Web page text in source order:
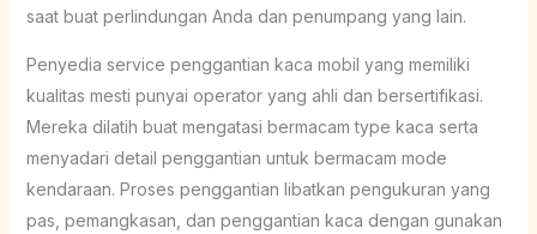
saat buat perlindungan Anda dan penumpang yang lain.
Penyedia service penggantian kaca mobil yang memiliki
kualitas mesti punyai operator yang ahli dan bersertifikasi.
Mereka dilatih buat mengatasi bermacam type kaca serta
menyadari detail penggantian untuk bermacam mode
kendaraan. Proses penggantian libatkan pengukuran yang
pas, pemangkasan, dan penggantian kaca dengan gunakan